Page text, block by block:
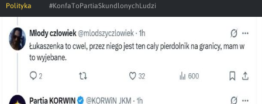
Polityka #KonfaToPartiaSkundlonychLudzi